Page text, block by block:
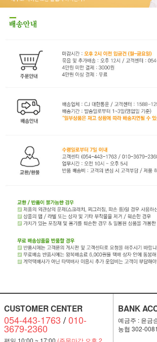
CUSTOMER CENTER
054-443-1763 /010-
3679-2360
평일 10:00 ~ 17:00 (주문마감 오후 2
BANK
예금주 : 윤금
농협 302-